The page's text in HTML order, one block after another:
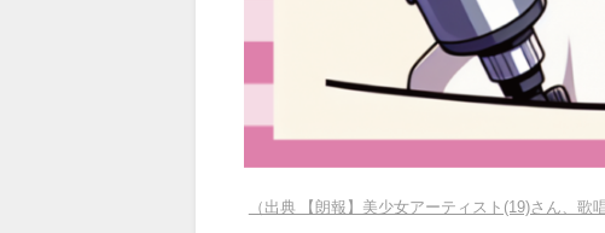
（出典 【朗報】美少女アーティスト(19)さん、